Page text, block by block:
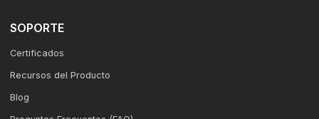
SOPORTE
Certificados
Recursos del Producto
Blog